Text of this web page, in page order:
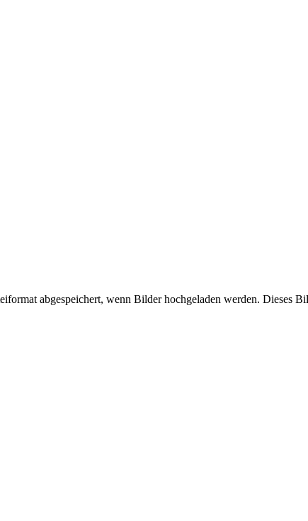
abgespeichert, wenn Bilder hochgeladen werden. Dieses